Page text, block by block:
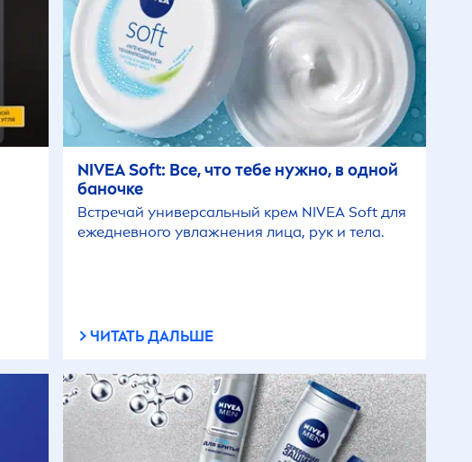
NIVEASoft: Все, что тебе нужно, в одной
баночке
Встречай универсальный крем NIVEASoft для
ежедневного увлажнения лица, рук и тела.
ЧИТАТЬ ДАЛЬШЕ